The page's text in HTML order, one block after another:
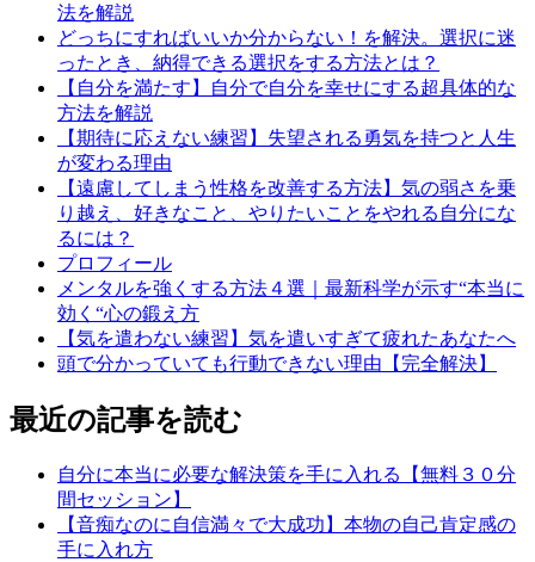
法を解説
どっちにすればいいか分からない！を解決。選択に迷
ったとき、納得できる選択をする方法とは？
【自分を満たす】自分で自分を幸せにする超具体的な
方法を解説
【期待に応えない練習】失望される勇気を持つと人生
が変わる理由
【遠慮してしまう性格を改善する方法】気の弱さを乗
り越え、好きなこと、やりたいことをやれる自分にな
るには？
プロフィール
メンタルを強くする方法４選｜最新科学が示す“本当に
効く“心の鍛え方
【気を遣わない練習】気を遣いすぎて疲れたあなたへ
頭で分かっていても行動できない理由【完全解決】
最近の記事を読む
自分に本当に必要な解決策を手に入れる【無料３０分
間セッション】
【音痴なのに自信満々で大成功】本物の自己肯定感の
手に入れ方